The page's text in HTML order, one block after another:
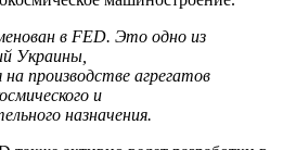
в FED. Это одно из
Украины,
производстве агрегатов
и
назначения.